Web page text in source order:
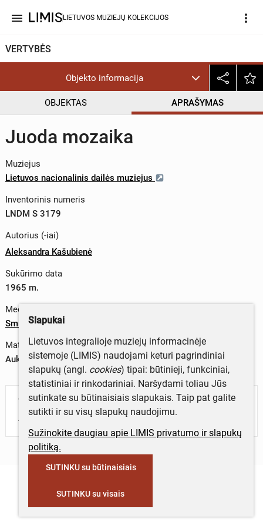
menu LIETUVOS MUZIEJŲ KOLEKCIJOS more_vert
VERTYBĖS
Objekto informacija
OBJEKTAS APRAŠYMAS
Juoda mozaika
Muziejus
Lietuvos nacionalinis dailės muziejus
Inventorinis numeris
LNDM S 3179
Autorius (-iai)
Aleksandra Kašubienė
Sukūrimo data
1965 m.
Medžiagos
Smiltainis;aliuminis
Matmenys
Aukštis x plotis x gylis – 92x92x4 cm
Turite daugiau informacijos apie objektą?
Parašykite mums!
Slapukai
Lietuvos integralioje muziejų informacinėje
sistemoje (LIMIS) naudojami keturi pagrindiniai
slapukų (angl. cookies) tipai: būtinieji, funkciniai,
statistiniai ir rinkodariniai. Naršydami toliau Jūs
sutinkate su būtinaisiais slapukais. Taip pat galite
sutikti ir su visų slapukų naudojimu.
Sužinokite daugiau apie LIMIS privatumo ir slapukų
politiką.
SUTINKU su būtinaisiais
SUTINKU su visais